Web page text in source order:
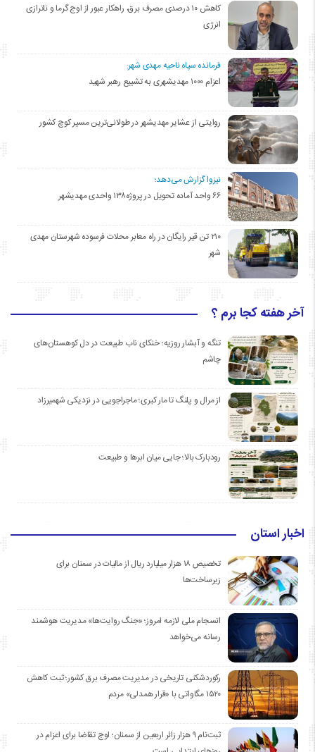
کاهش ۱۰ درصدی مصرف برق، راهکار عبور از اوج گرما و ناترازی
انرژی
فرمانده سپاه ناحیه مهدی شهر:
اعزام ۱۰۰۰ مهدیشهری به تشییع رهبر شهید
روایتی از عشایر مهدیشهر در طولانی‌ترین مسیر کوچ کشور
نیزوا گزارش می‌دهد؛
۶۶ واحد آماده تحویل در پروژه۱۳۸ واحدی مهدیشهر
۲۱۰ تن قیر رایگان در راه معابر محلات فرسوده شهرستان مهدی
شهر
آخر هفته کجا برم ؟
تنگه و آبشار روزیه؛ خنکای ناب طبیعت در دل کوهستان‌های
چاشم
از مرال و پلنگ تا مار کبری؛ ماجراجویی در نزدیکی شهمیرزاد
رودبارک بالا؛ جایی میان ابرها و طبیعت
اخبار استان
تخصیص ۱۸ هزار میلیارد ریال از مالیات در سمنان برای
زیرساخت‌ها
انسجام ملی لازمه امروز؛ «جنگ روایت‌ها» مدیریت هوشمند
رسانه می‌خواهد
رکوردشکنی تاریخی در مدیریت مصرف برق کشور؛ ثبت کاهش
۱۵۲۰ مگاواتی با «قرار همدلی» مردم
ثبت‌نام ۹ هزار زائر اربعین از سمنان؛ اوج تقاضا برای اعزام در